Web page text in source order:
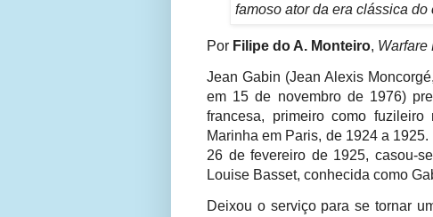
famoso ator da era clássica
Por Filipe do A. Monteiro, Warfare
Jean Gabin (Jean Alexis
em 15 de novembro de 1976)
francesa, primeiro como
Marinha em Paris, de 1924 a 1925.
26 de fevereiro de 1925, casou-
Louise Basset, conhecida como
Deixou o serviço para se tornar